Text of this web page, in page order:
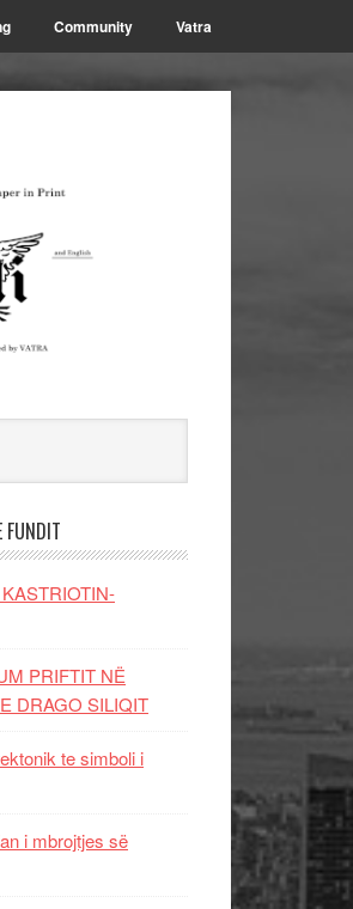
Community Vatra
FUNDIT
PRIFTIT NË
DRAGO SILIQIT
te simboli i
i mbrojtjes së